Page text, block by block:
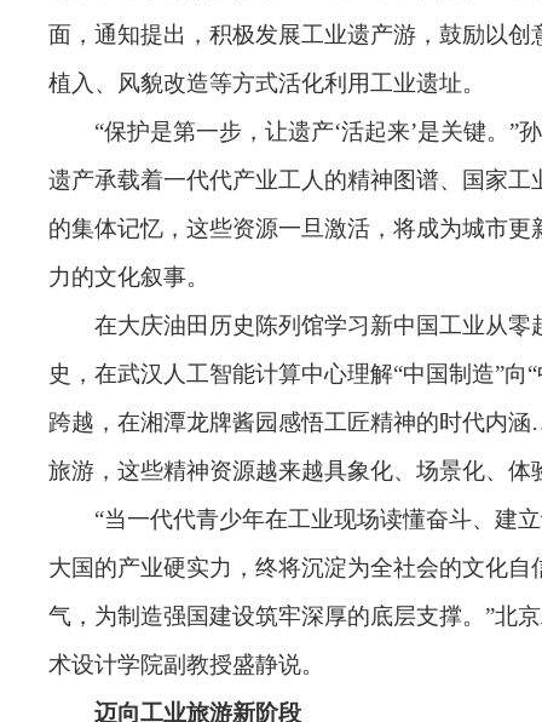
面，通知提出，积极发展工业遗产游，鼓励以创
植入、风貌改造等方式活化利用工业遗址。
“保护是第一步，让遗产‘活起来’是关键。”
遗产承载着一代代产业工人的精神图谱、国家工
的集体记忆，这些资源一旦激活，将成为城市更
力的文化叙事。
在大庆油田历史陈列馆学习新中国工业从零
史，在武汉人工智能计算中心理解“中国制造”向
跨越，在湘潭龙牌酱园感悟工匠精神的时代内
旅游，这些精神资源越来越具象化、场景化、体
“当一代代青少年在工业现场读懂奋斗、建
大国的产业硬实力，终将沉淀为全社会的文化自
气，为制造强国建设筑牢深厚的底层支撑。”北
术设计学院副教授盛静说。
迈向工业旅游新阶段